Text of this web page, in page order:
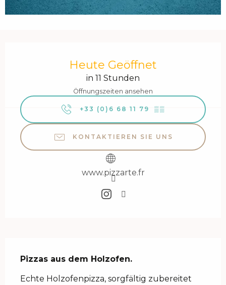
Heute Geöffnet
in 11 Stunden
Öffnungszeiten ansehen
+33 (0)6 68 11 79 ▒▒
KONTAKTIEREN SIE UNS
www.pizzarte.fr
Pizzas aus dem Holzofen.
Echte Holzofenpizza, sorgfältig zubereitet